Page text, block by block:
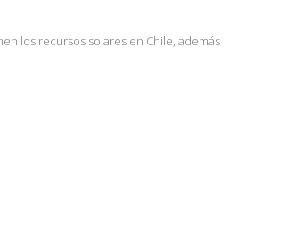
los recursos solares en Chile, además